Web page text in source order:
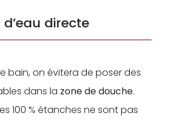
d’eau directe
bain, on évitera de poser des
dans la zone de douche.
100 % étanches ne sont pas